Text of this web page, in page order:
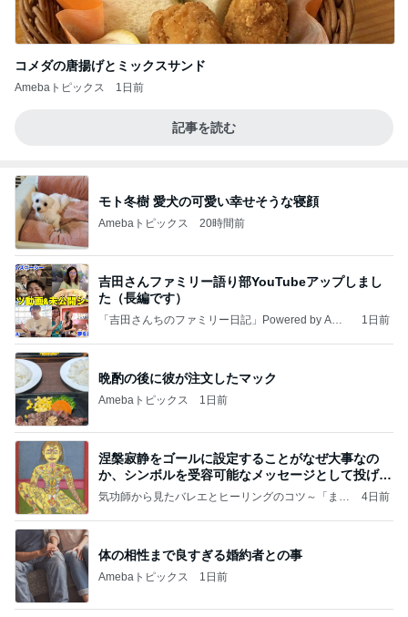
コメダの唐揚げとミックスサンド
Amebaトピックス 1日前
記事を読む
モト冬樹 愛犬の可愛い幸せそうな寝顔
Amebaトピックス 20時間前
吉田さんファミリー語り部YouTubeアップしまし
た（長編です）
「吉田さんちのファミリー日記」Powered by Ame
1日前
晩酌の後に彼が注文したマック
Amebaトピックス 1日前
涅槃寂静をゴールに設定することがなぜ大事なの
か、シンボルを受容可能なメッセージとして投げる
ことが
気功師から見たバレエとヒーリングのコツ～「まと
4日前
体の相性まで良すぎる婚約者との事
Amebaトピックス 1日前